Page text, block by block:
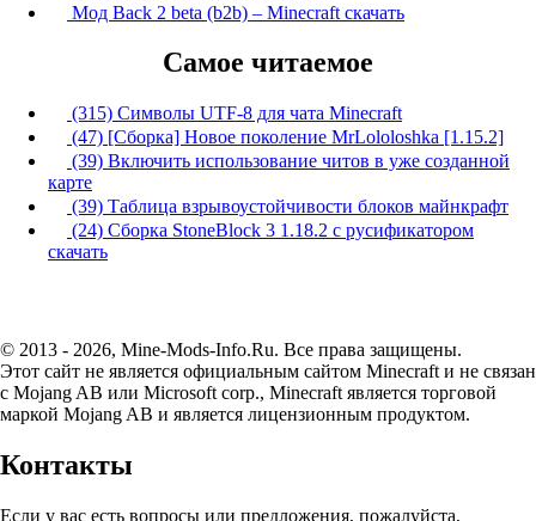
Мод Back 2 beta (b2b) – Minecraft скачать
Самое читаемое
(315) Символы UTF-8 для чата Minecraft
(47) [Сборка] Новое поколение MrLololoshka [1.15.2]
(39) Включить использование читов в уже созданной
карте
(39) Таблица взрывоустойчивости блоков майнкрафт
(24) Сборка StoneBlock 3 1.18.2 с русификатором
скачать
© 2013 - 2026, Mine-Mods-Info.Ru. Все права защищены.
Этот сайт не является официальным сайтом Minecraft и не связан
с Mojang AB или Microsoft corp., Minecraft является торговой
маркой Mojang AB и является лицензионным продуктом.
Контакты
Если у вас есть вопросы или предложения, пожалуйста,